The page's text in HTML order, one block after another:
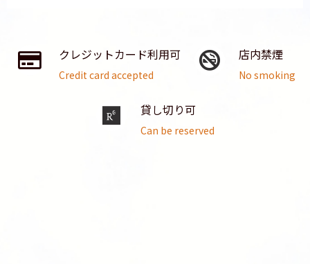
クレジットカード利用可
Credit card accepted
店内禁煙
No smoking
貸し切り可
Can be reserved